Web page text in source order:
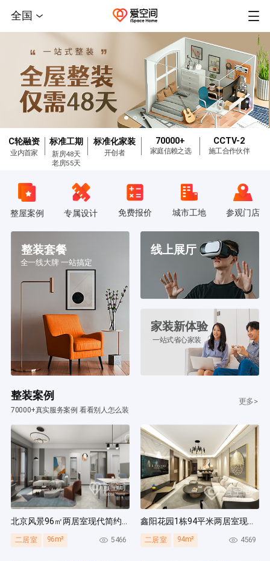
全国
C轮融资
业内首家
标准工期
新房48天
老房55天
标准化家装
开创者
70000+
家庭信赖之选
CCTV-2
施工合作伙伴
整屋案例 专属设计 免费报价 城市工地 参观门店
整装套餐
全一线大牌 一站搞定
线上展厅
家装新体验
一站式省心家装
整装案例
70000+真实服务案例 看看别人怎么装
更多>
北京风景96㎡两居室现代简约风装修案例
二居室 96m² 5466
鑫阳花园1栋94平米两居室现代简约风装修案例
二居室 94m² 4569